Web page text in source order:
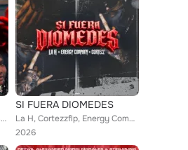
Rayn3r, Stidlmusic, JesúsFilmaker
SI FUERA DIOMEDES
La H, Cortezzflp, Energy Company, Stidlmusic
2026